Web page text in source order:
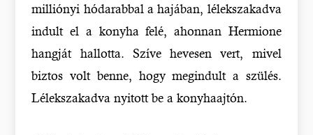
milliónyi hódarabbal a hajában, lélekszakadva
indult el a konyha felé, ahonnan Hermione
hangját hallotta. Szíve hevesen vert, mivel
biztos volt benne, hogy megindult a szülés.
Lélekszakadva nyitott be a konyhaajtón.